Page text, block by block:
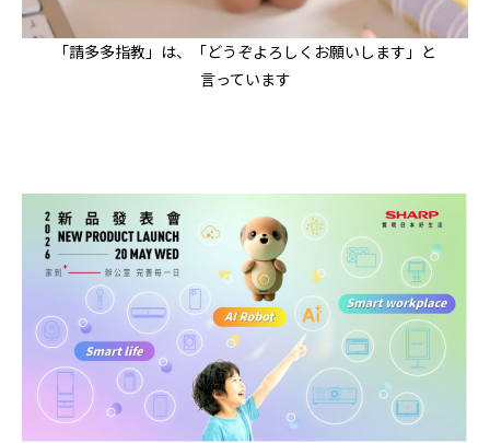
「請多多指教」は、「どうぞよろしくお願いします」と
言っています